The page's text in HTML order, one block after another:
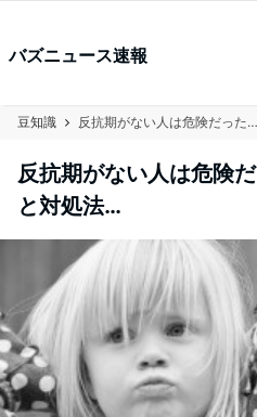
バズニュース速報
豆知識 反抗期がない人は危険だっ
反抗期がない人は危険
と対処法…